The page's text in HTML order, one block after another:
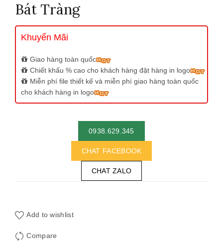
Bát Tràng
Khuyến Mãi
Giao hàng toàn quốc
Chiết khấu % cao cho khách hàng đặt hàng in logo
Miễn phí file thiết kế và miễn phí giao hàng toàn quốc
cho khách hàng in logo
0938.629.345
CHAT FACEBOOK
CHAT ZALO
Add to wishlist
Compare